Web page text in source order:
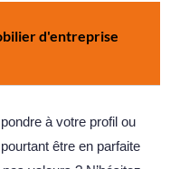
d'entreprise
à votre profil ou
être en parfaite